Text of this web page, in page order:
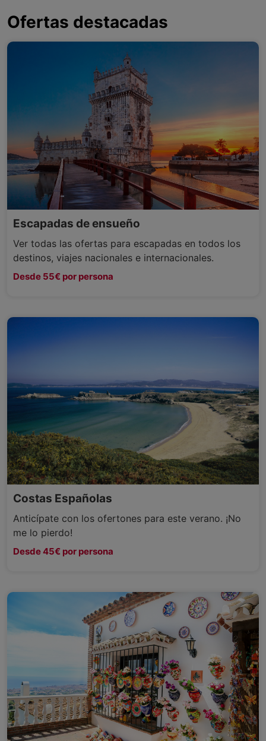
Ofertas destacadas
Escapadas de ensueño
Ver todas las ofertas para escapadas en todos los
destinos, viajes nacionales e internacionales.
Desde 55€ por persona
Costas Españolas
Anticípate con los ofertones para este verano. ¡No
me lo pierdo!
Desde 45€ por persona